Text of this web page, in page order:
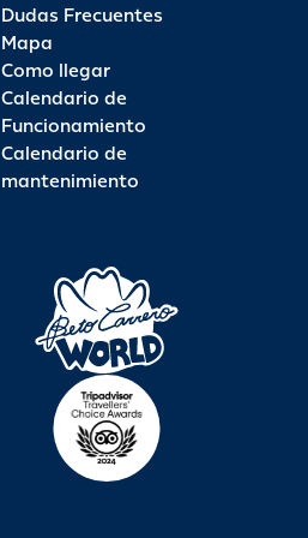
Dudas Frecuentes
Mapa
Como llegar
Calendario de
Funcionamiento
Calendario de
mantenimiento